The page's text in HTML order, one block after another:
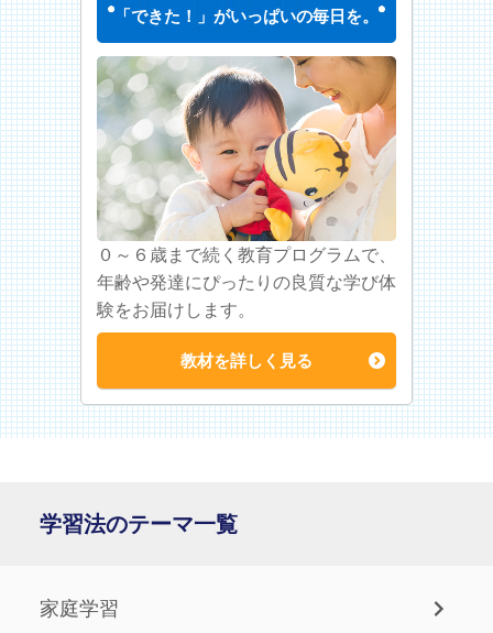
「できた！」がいっぱいの毎日を。
０～６歳まで続く教育プログラムで、
年齢や発達にぴったりの良質な学び体
験をお届けします。
教材を詳しく見る
学習法のテーマ一覧
家庭学習